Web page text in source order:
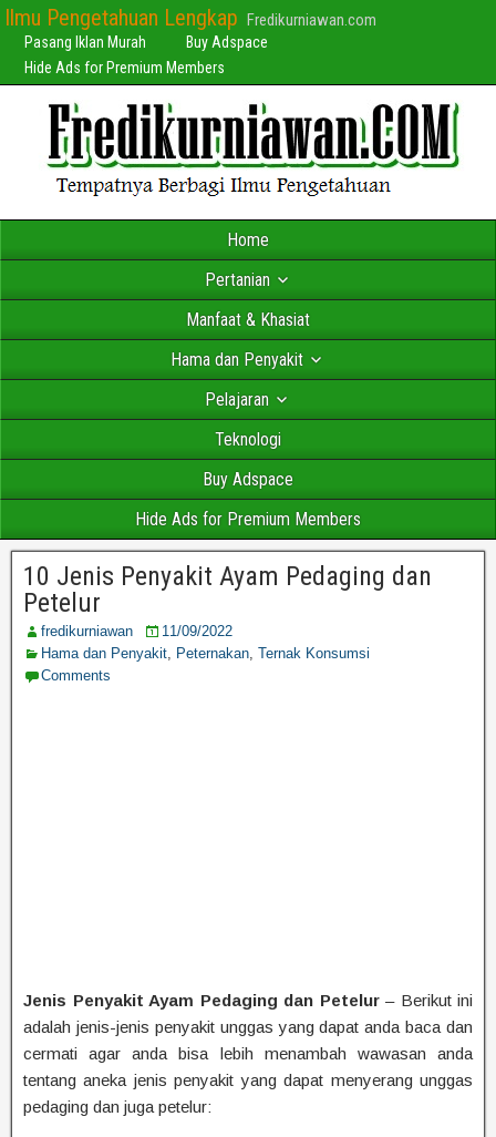
Ilmu Pengetahuan Lengkap Fredikurniawan.com
Pasang Iklan Murah
Buy Adspace
Hide Ads for Premium Members
Home
Pertanian
Manfaat & Khasiat
Hama dan Penyakit
Pelajaran
Teknologi
Buy Adspace
Hide Ads for Premium Members
10 Jenis Penyakit Ayam Pedaging dan
Petelur
fredikurniawan
11/09/2022
Hama dan Penyakit, Peternakan, Ternak Konsumsi
Comments
Jenis Penyakit Ayam Pedaging dan Petelur– Berikut ini
adalah jenis-jenis penyakit unggas yang dapat anda baca dan
cermati agar anda bisa lebih menambah wawasan anda
tentang aneka jenis penyakit yang dapat menyerang unggas
pedaging dan juga petelur: